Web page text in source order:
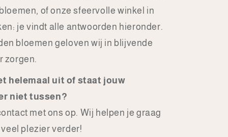
of onze sfeervolle winkel in
je vindt alle antwoorden hieronder.
bloemen geloven wij in blijvende
zorgen.
helemaal uit of staat jouw
niet tussen?
met ons op. Wij helpen je graag
plezier verder!